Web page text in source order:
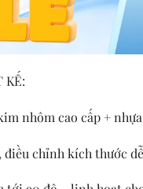
KẾ:
nhôm cao cấp +
điều chỉnh kích thước